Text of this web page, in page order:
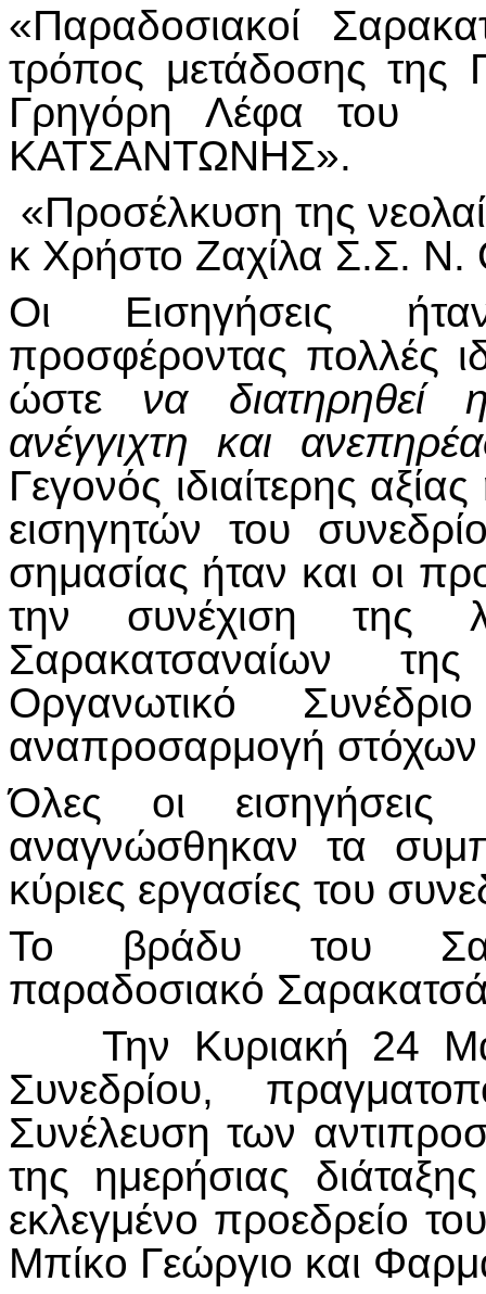
«Παραδοσιακοί
τρόπος μετάδοσης
Γρηγόρη Λέφα
ΚΑΤΣΑΝΤΩΝΗΣ».
«Προσέλκυση της
κ Χρήστο Ζαχίλα Σ.Σ.
Οι Εισηγήσεις
προσφέροντας πολλές
ώστε να διατηρηθεί
ανέγγιχτη και
Γεγονός ιδιαίτερης
εισηγητών του
σημασίας ήταν και οι
την συνέχιση της
Σαρακατσαναίων
Οργανωτικό
αναπροσαρμογή στόχων
Όλες οι εισηγήσεις
αναγνώσθηκαν τα
κύριες εργασίες του
Το βράδυ του
παραδοσιακό
Την Κυριακή 24
Συνεδρίου,
Συνέλευση των
της ημερήσιας
εκλεγμένο προεδρείο
Μπίκο Γεώργιο και